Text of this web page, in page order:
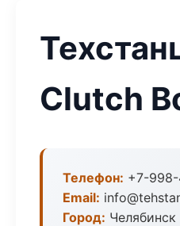
Clutch
Телефон: +7-
Email:
Город: Челябинск